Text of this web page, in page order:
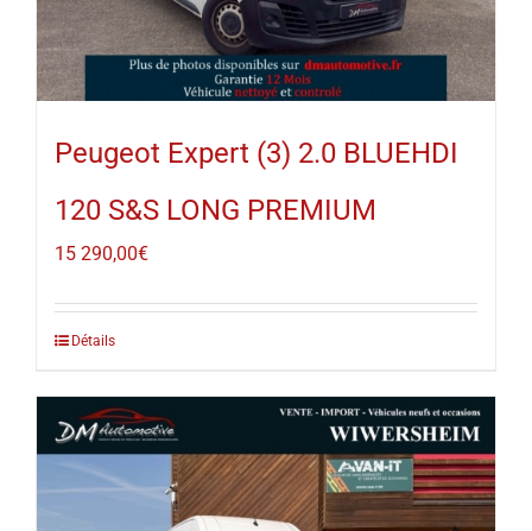
Peugeot Expert (3) 2.0 BLUEHDI
120 S&S LONG PREMIUM
15 290,00€
Détails